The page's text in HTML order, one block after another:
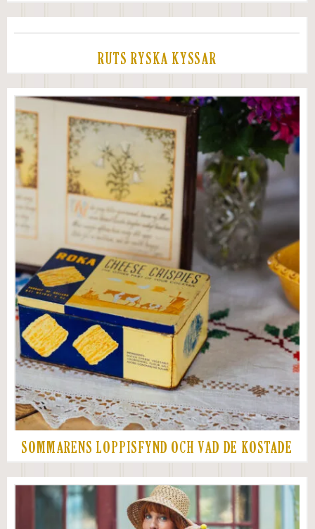
RUTS RYSKA KYSSAR
SOMMARENS LOPPISFYND OCH VAD DE KOSTADE